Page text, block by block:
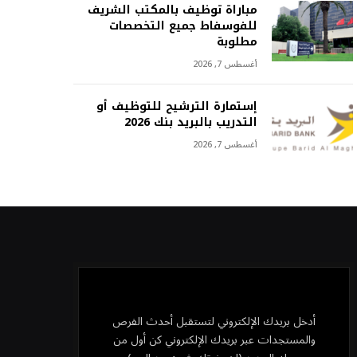
مباراة توظيف بالمكتب الشريف
للفوسفاط جميع التخصصات
مطلوبة
أغسطس 7, 2026
إستمارة الترشيح للتوظيف أو
التدريب بالبريد بنك 2026
أغسطس 7, 2026
أدخل بريدك الإلكتروني لتستقبل أحدث الفرص
والمستجدات عبر بريدك الإلكتروني كن أول من